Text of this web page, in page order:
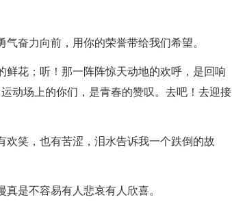
奋力向前，用你的荣誉带给我们希望。
花；听！那一阵阵惊天动地的欢呼，是回响
动场上的你们，是青春的赞叹。去吧！去迎接
笑，也有苦涩，泪水告诉我一个跌倒的故
是不容易有人悲哀有人欣喜。